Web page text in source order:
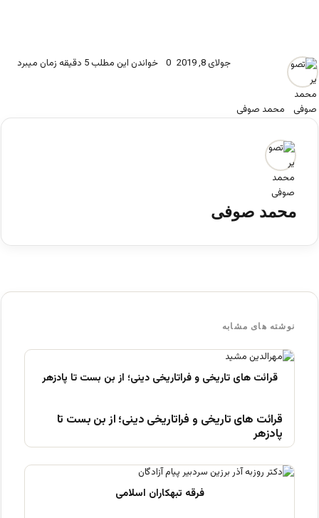
محمد صوفی
جولای 8, 2019 0 خواندن این مطلب 5 دقیقه زمان میبرد
محمد صوفی
نوشته های مشابه
قرائت های تاریخی و فراتاریخی دینی؛ از بن بست تا
پادزهر